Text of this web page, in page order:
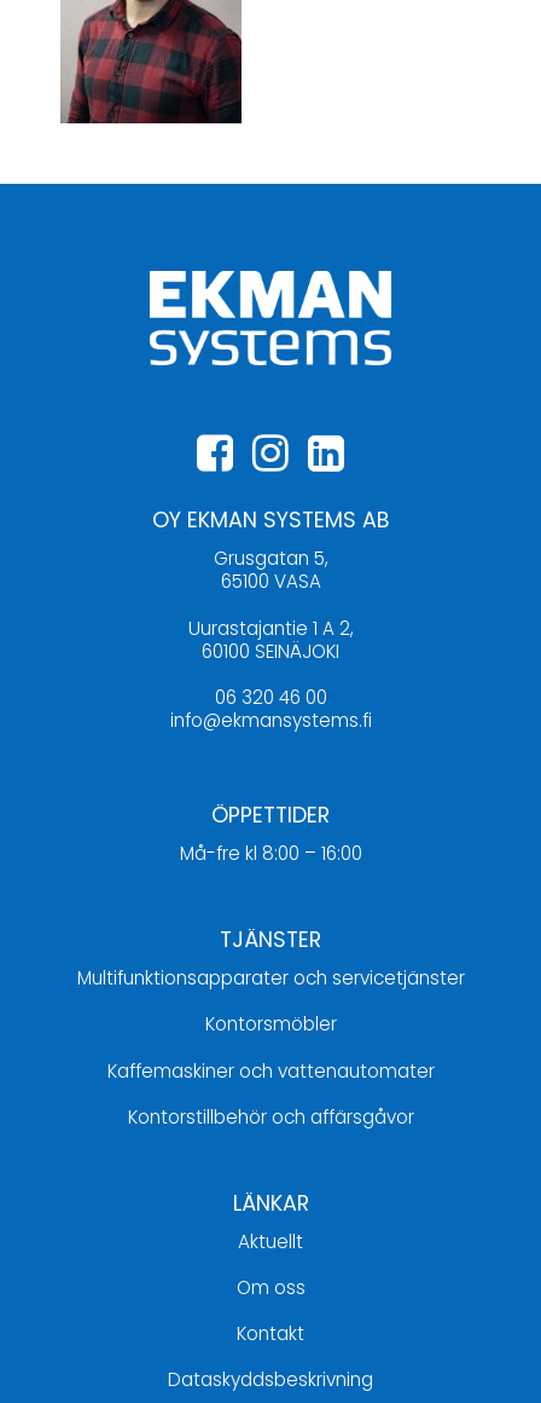
OY EKMAN SYSTEMS AB
Grusgatan 5,
65100 VASA
Uurastajantie 1 A 2,
60100 SEINÄJOKI
06 320 46 00
info@ekmansystems.fi
ÖPPETTIDER
Må-fre kl 8:00 – 16:00
TJÄNSTER
Multifunktionsapparater och servicetjänster
Kontorsmöbler
Kaffemaskiner och vattenautomater
Kontorstillbehör och affärsgåvor
LÄNKAR
Aktuellt
Om oss
Kontakt
Dataskyddsbeskrivning